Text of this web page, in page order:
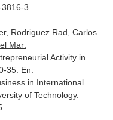
3
Rodriguez Rad, Carlos
Mar:
Activity in
35. En:
in International
of Technology.